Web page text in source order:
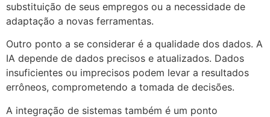
substituição de seus empregos ou a necessidade de
adaptação a novas ferramentas.
Outro ponto a se considerar é a qualidade dos dados. A
IA depende de dados precisos e atualizados. Dados
insuficientes ou imprecisos podem levar a resultados
errôneos, comprometendo a tomada de decisões.
A integração de sistemas também é um ponto